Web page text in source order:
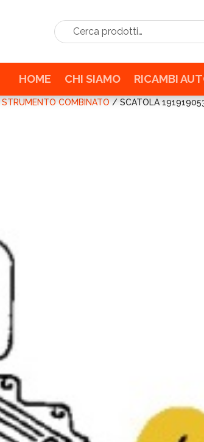
Cerca prodotti…
HOME CHI SIAMO RICAMBI
STRUMENTO COMBINATO / SCATOLA